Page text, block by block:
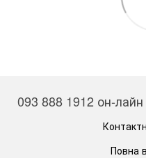
093 888 1912 он-лайн
Повна